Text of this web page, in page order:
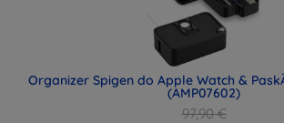
Organizer Spigen do Apple Watch &
(AMP07602)
97,90 €